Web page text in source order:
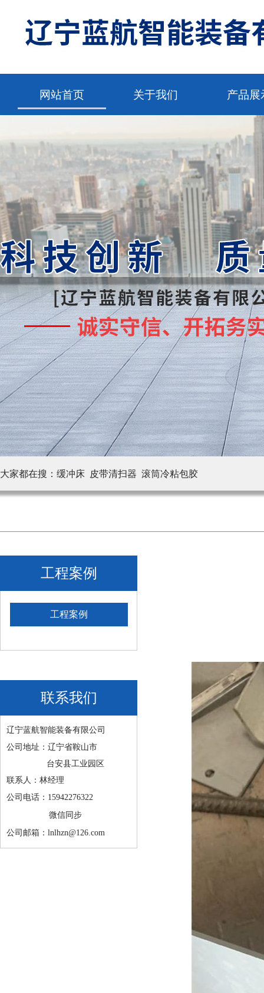
网站首页 关于我们 产品展
大家都在搜： 缓冲床 皮带清扫器 滚筒冷粘包胶
工程案例
工程案例
联系我们
辽宁蓝航智能装备有限公司
公司地址：辽宁省鞍山市
台安县工业园区
联系人：林经理
公司电话：15942276322
微信同步
公司邮箱：lnlhzn@126.com